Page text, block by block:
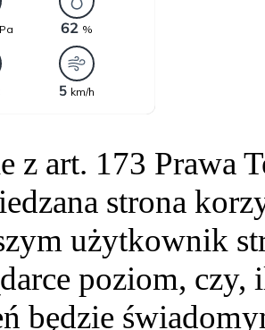
z art. 173 Prawa
strona
użytkownik
poziom,
będzie